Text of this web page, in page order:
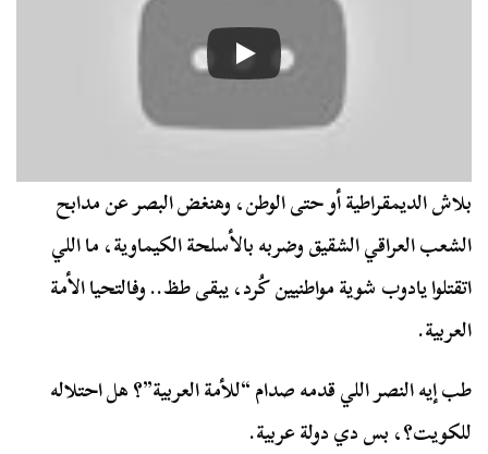
بلاش الديمقراطية أو حتى الوطن، وهنغض البصر عن مدابح
الشعب العراقي الشقيق وضربه بالأسلحة الكيماوية، ما اللي
اتقتلوا يادوب شوية مواطنيين كُرد، يبقى طظ.. وفالتحيا الأمة
العربية.
طب إيه النصر اللي قدمه صدام “للأمة العربية”؟ هل احتلاله
للكويت؟، بس دي دولة عربية.